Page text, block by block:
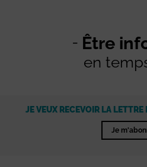
Être
en
JE VEUX RECEVOIR LA
Je